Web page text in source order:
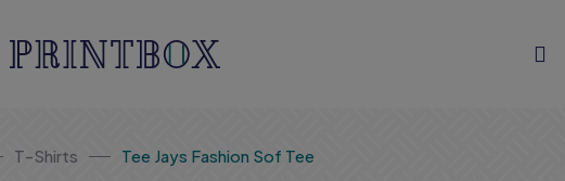
T-Shirts Tee Jays Fashion Sof Tee